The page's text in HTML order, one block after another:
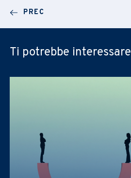
PREC
Ti potrebbe interessare